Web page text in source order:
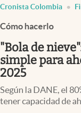
Colombia
Cronista Colombia
Cómo hacerlo
"Bola de
simple para
2025
Según la DANE, el
tener capacidad de